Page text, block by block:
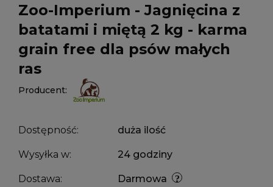
Zoo-Imperium - Jagnięcina z
batatami i miętą 2 kg - karma
grain free dla psów małych
ras
Producent:
Dostępność: duża ilość
Wysyłka w: 24 godziny
Dostawa: Darmowa